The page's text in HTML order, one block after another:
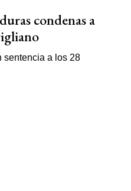
condenas a